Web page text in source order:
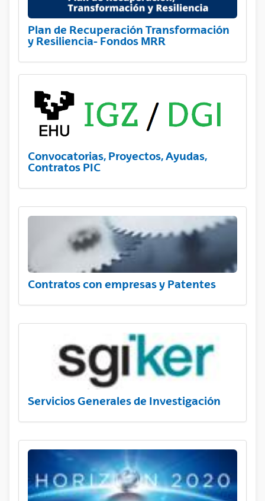
Plan de Recuperación Transformación
y Resiliencia- Fondos MRR
Convocatorias, Proyectos, Ayudas,
Contratos PIC
Contratos con empresas y Patentes
Servicios Generales de Investigación